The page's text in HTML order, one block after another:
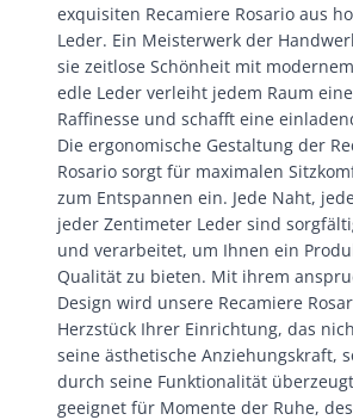
exquisiten Recamiere Rosario aus
Leder. Ein Meisterwerk der
sie zeitlose Schönheit mit
edle Leder verleiht jedem Raum
Raffinesse und schafft eine
Die ergonomische Gestaltung der
Rosario sorgt für maximalen
zum Entspannen ein. Jede Naht,
jeder Zentimeter Leder sind
und verarbeitet, um Ihnen ein
Qualität zu bieten. Mit ihrem
Design wird unsere Recamiere
Herzstück Ihrer Einrichtung, das
seine ästhetische Anziehungskraft,
durch seine Funktionalität
geeignet für Momente der Ruhe,